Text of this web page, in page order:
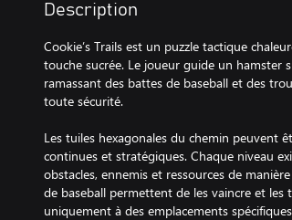
Description
Cookie’s Trails est un puzzle tactique
touche sucrée. Le joueur guide un hamster
ramassant des battes de baseball et des
toute sécurité.
Les tuiles hexagonales du chemin peuvent
continues et stratégiques. Chaque niveau
obstacles, ennemis et ressources de
de baseball permettent de les vaincre et les
uniquement à des emplacements